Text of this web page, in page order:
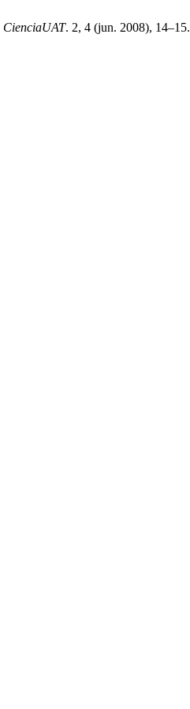
CienciaUAT. 2, 4 (jun. 2008), 14–15.